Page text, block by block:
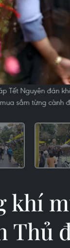
Tết Nguyên đán
sắm từng cành
khí
Thủ